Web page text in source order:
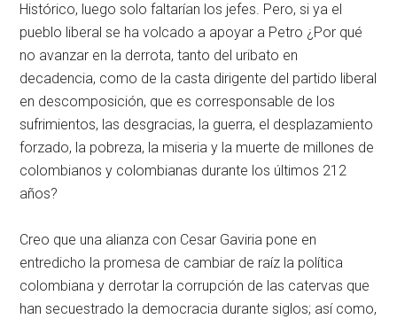
Histórico, luego solo faltarían los jefes. Pero, si ya el
pueblo liberal se ha volcado a apoyar a Petro ¿Por qué
no avanzar en la derrota, tanto del uribato en
decadencia, como de la casta dirigente del partido liberal
en descomposición, que es corresponsable de los
sufrimientos, las desgracias, la guerra, el desplazamiento
forzado, la pobreza, la miseria y la muerte de millones de
colombianos y colombianas durante los últimos 212
años?
Creo que una alianza con Cesar Gaviria pone en
entredicho la promesa de cambiar de raíz la política
colombiana y derrotar la corrupción de las catervas que
han secuestrado la democracia durante siglos; así como,